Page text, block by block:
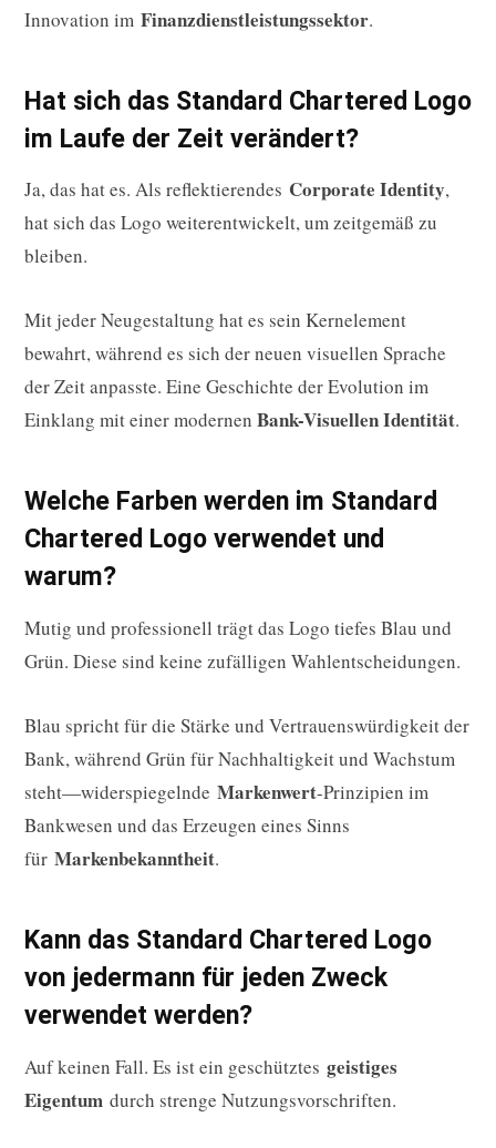
Innovation im Finanzdienstleistungssektor.
Hat sich das Standard Chartered Logo
im Laufe der Zeit verändert?
Ja, das hat es. Als reflektierendes Corporate Identity,
hat sich das Logo weiterentwickelt, um zeitgemäß zu
bleiben.
Mit jeder Neugestaltung hat es sein Kernelement
bewahrt, während es sich der neuen visuellen Sprache
der Zeit anpasste. Eine Geschichte der Evolution im
Einklang mit einer modernen Bank-Visuellen Identität.
Welche Farben werden im Standard
Chartered Logo verwendet und
warum?
Mutig und professionell trägt das Logo tiefes Blau und
Grün. Diese sind keine zufälligen Wahlentscheidungen.
Blau spricht für die Stärke und Vertrauenswürdigkeit der
Bank, während Grün für Nachhaltigkeit und Wachstum
steht—widerspiegelnde Markenwert-Prinzipien im
Bankwesen und das Erzeugen eines Sinns
für Markenbekanntheit.
Kann das Standard Chartered Logo
von jedermann für jeden Zweck
verwendet werden?
Auf keinen Fall. Es ist ein geschütztes geistiges
Eigentum durch strenge Nutzungsvorschriften.